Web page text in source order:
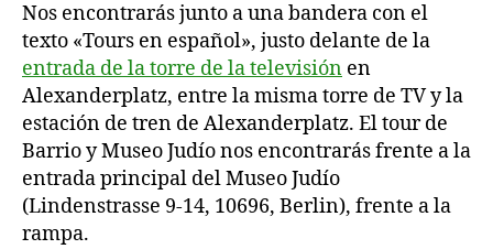
Nos encontrarás junto a una bandera con el
texto «Tours en español», justo delante de la
entrada de la torre de la televisión en
Alexanderplatz, entre la misma torre de TV y la
estación de tren de Alexanderplatz. El tour de
Barrio y Museo Judío nos encontrarás frente a la
entrada principal del Museo Judío
(Lindenstrasse 9-14, 10696, Berlin), frente a la
rampa.